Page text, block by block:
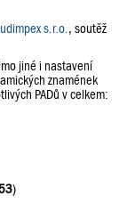
s.r.o. , soutěž
jiné i nastavení
znamének
PADů v celkem:
)